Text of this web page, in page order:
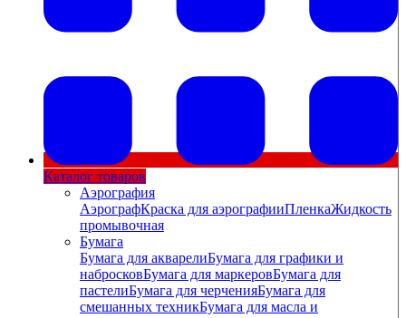
Каталог товаров
Аэрография
АэрографКраска для аэрографииПленкаЖидкость
промывочная
Бумага
Бумага для акварелиБумага для графики и
набросковБумага для маркеровБумага для
пастелиБумага для черченияБумага для
смешанных техникБумага для масла и